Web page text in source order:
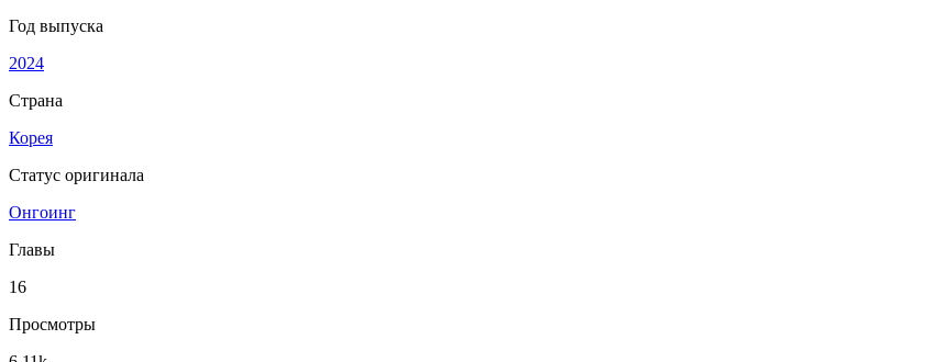
Год выпуска
2024
Страна
Корея
Статус оригинала
Онгоинг
Главы
16
Просмотры